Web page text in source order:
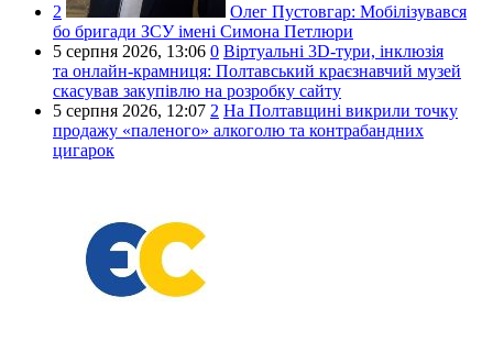
2 Олег Пустовгар: Мобілізувався
бо бригади ЗСУ імені Симона Петлюри
5 серпня 2026, 13:06 0 Віртуальні 3D-тури, інклюзія
та онлайн-крамниця: Полтавський краєзнавчий музей
скасував закупівлю на розробку сайту
5 серпня 2026, 12:07 2 На Полтавщині викрили точку
продажу «паленого» алкоголю та контрабандних
цигарок